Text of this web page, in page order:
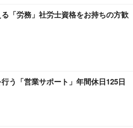
「労務」社労士資格をお持ちの方歓
う「営業サポート」年間休日125日